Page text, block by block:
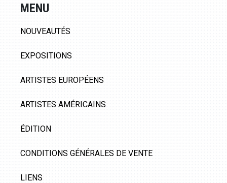
MENU
NOUVEAUTÉS
EXPOSITIONS
ARTISTES EUROPÉENS
ARTISTES AMÉRICAINS
ÉDITION
CONDITIONS GÉNÉRALES DE VENTE
LIENS